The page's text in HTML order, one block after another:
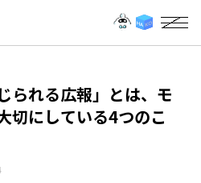
られる広報」とは、モ
切にしている4つのこ